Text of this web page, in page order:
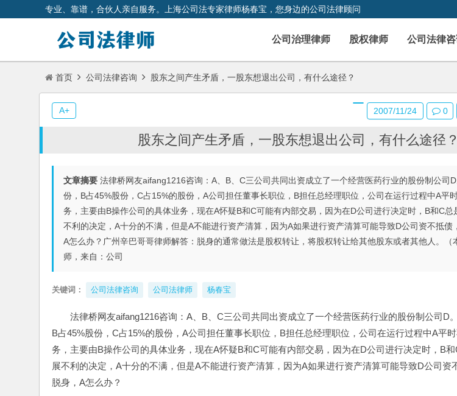
专业、靠谱，合伙人亲自服务。上海公司法专家律师杨春宝，您身边的公司法律顾问
公司治理律师 股权律师 公司法律
首页 公司法律咨询 股东之间产生矛盾，一股东想退出公司，有什么途径？
股东之间产生矛盾，一股东想退出公司，有什么途径？
文章摘要 法律桥网友aifang1216咨询：A、B、C三公司共同出资成立了一个经营医药行业的股份制公司
份，B占45%股份，C占15%的股份，A公司担任董事长职位，B担任总经理职位，公司在运行过程中A平
务，主要由B操作公司的具体业务，现在A怀疑B和C可能有内部交易，因为在D公司进行决定时，B和C总
不利的决定，A十分的不满，但是A不能进行资产清算，因为A如果进行资产清算可能导致D公司资不抵债
A怎么办？广州辛巴哥哥律师解答：脱身的通常做法是股权转让，将股权转让给其他股东或者其他人。（
师，来自：公司
关键词： 公司法律咨询 公司法律师 杨春宝
法律桥网友aifang1216咨询：A、B、C三公司共同出资成立了一个经营医药行业的股份制公司D
B占45%股份，C占15%的股份，A公司担任董事长职位，B担任总经理职位，公司在运行过程中A平
务，主要由B操作公司的具体业务，现在A怀疑B和C可能有内部交易，因为在D公司进行决定时，B
展不利的决定，A十分的不满，但是A不能进行资产清算，因为A如果进行资产清算可能导致D公司资
脱身，A怎么办？
2007/11/24 0
A+